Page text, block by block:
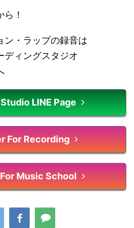
！
ン・ラップの録音は
ディングスタジオ
LINE Page
For Recording
Music School